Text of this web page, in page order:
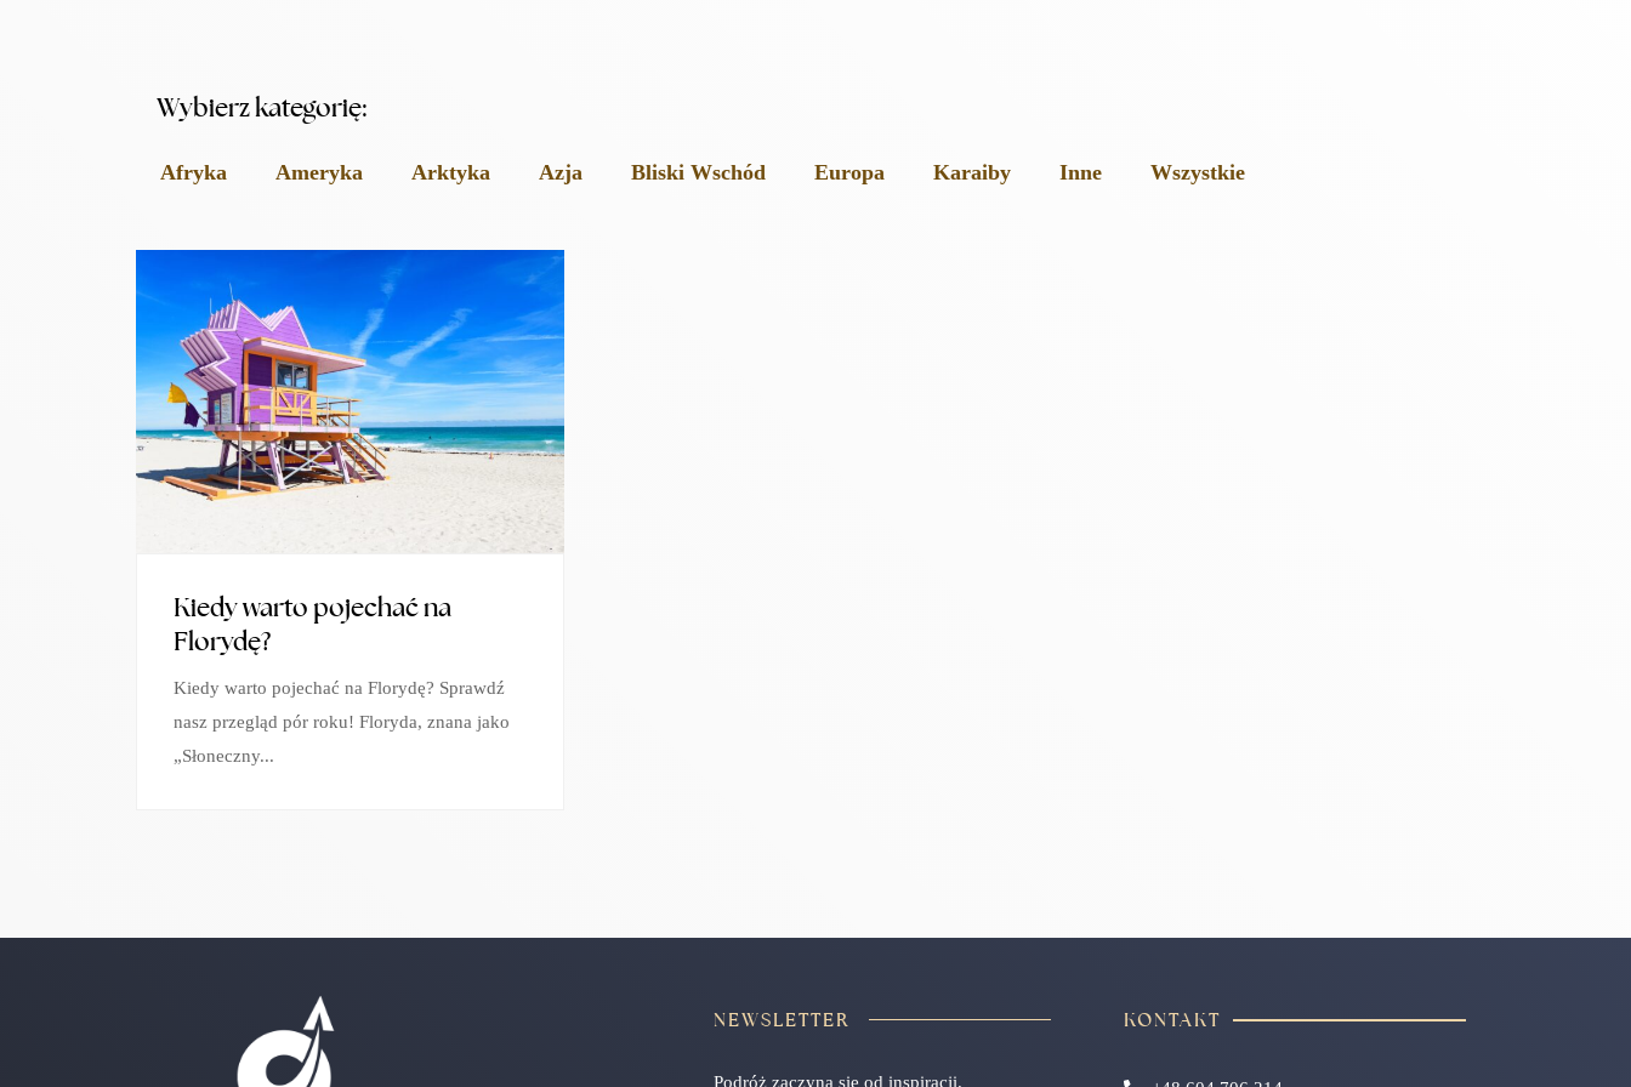
Wybierz kategorię:
Afryka Ameryka Arktyka Azja Bliski Wschód Europa Karaiby Inne Wszystkie
Kiedy warto pojechać na
Florydę?
Kiedy warto pojechać na Florydę? Sprawdź
nasz przegląd pór roku! Floryda, znana jako
„Słoneczny...
NEWSLETTER
Podróż zaczyna się od inspiracji.
KONTAKT